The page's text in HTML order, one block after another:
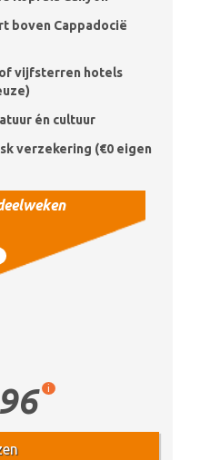
boven Cappadocië
vijfsterren hotels
én cultuur
verzekering (€0 eigen
i